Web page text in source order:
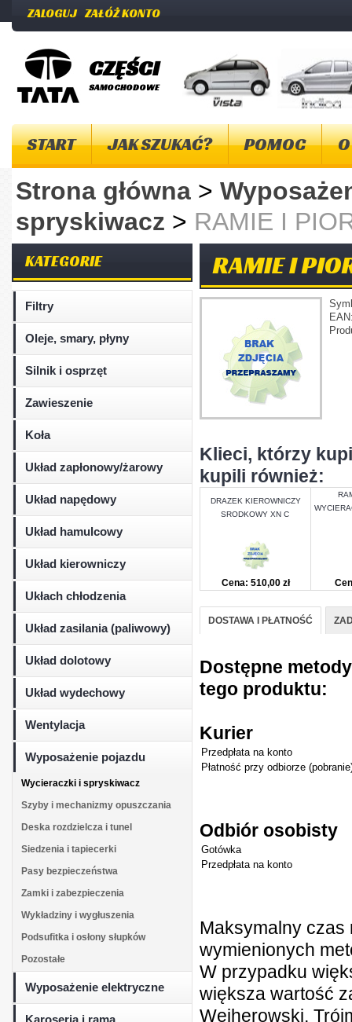
ZALOGUJ ZAŁÓŻ KONTO
CZĘŚCI
SAMOCHODOWE
START JAK SZUKAĆ? POMOC
Strona główna >
spryskiwacz > RAMIE I
KATEGORIE
Filtry
Oleje, smary, płyny
Silnik i osprzęt
Zawieszenie
Koła
Układ zapłonowy/żarowy
Układ napędowy
Układ hamulcowy
Układ kierowniczy
Ukłach chłodzenia
Układ zasilania (paliwowy)
Układ dolotowy
Układ wydechowy
Wentylacja
Wyposażenie pojazdu
Wycieraczki i spryskiwacz
Szyby i mechanizmy opuszczania
Deska rozdzielcza i tunel
Siedzenia i tapiecerki
Pasy bezpieczeństwa
Zamki i zabezpieczenia
Wykładziny i wygłuszenia
Podsufitka i osłony słupków
Pozostałe
Wyposażenie elektryczne
Karoseria i rama
RAMIE I
Klieci, którzy
kupili również:
DRAZEK KIEROWNICZY
SRODKOWY XN C
Cena: 510,00 zł
DOSTAWA I PŁATNOŚĆ
Dostępne
tego produktu:
Kurier
Przedpłata na konto
Płatność przy odbiorze
Odbiór osobisty
Gotówka
Przedpłata na konto
Maksymalny czas
wymienionych
W przypadku
większa wartość
Wejherowski,